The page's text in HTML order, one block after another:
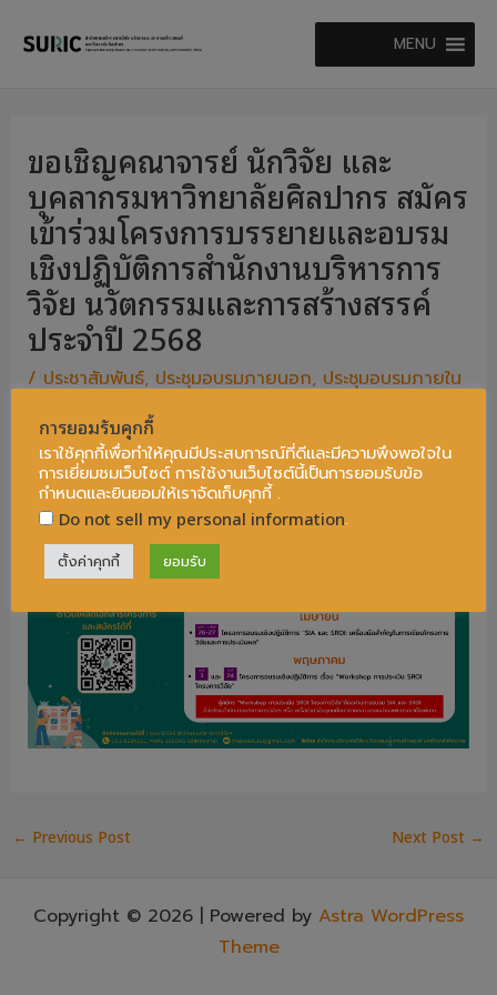
MENU
ขอเชิญคณาจารย์ นักวิจัย และ
บุคลากรมหาวิทยาลัยศิลปากร สมัคร
เข้าร่วมโครงการบรรยายและอบรม
เชิงปฏิบัติการสำนักงานบริหารการ
วิจัย นวัตกรรมและการสร้างสรรค์
ประจำปี 2568
/ ประชาสัมพันธ์, ประชุมอบรมภายนอก, ประชุมอบรมภายใน
← Previous Post Next Post →
Copyright © 2026 | Powered by Astra WordPress
Theme
การยอมรับคุกกี้
เราใช้คุกกี้เพื่อทำให้คุณมีประสบการณ์ที่ดีและมีความพึงพอใจใน
การเยี่ยมชมเว็บไซต์ การใช้งานเว็บไซต์นี้เป็นการยอมรับข้อ
กำหนดและยินยอมให้เราจัดเก็บคุกกี้ .
Do not sell my personal information.
ตั้งค่าคุกกี้ ยอมรับ